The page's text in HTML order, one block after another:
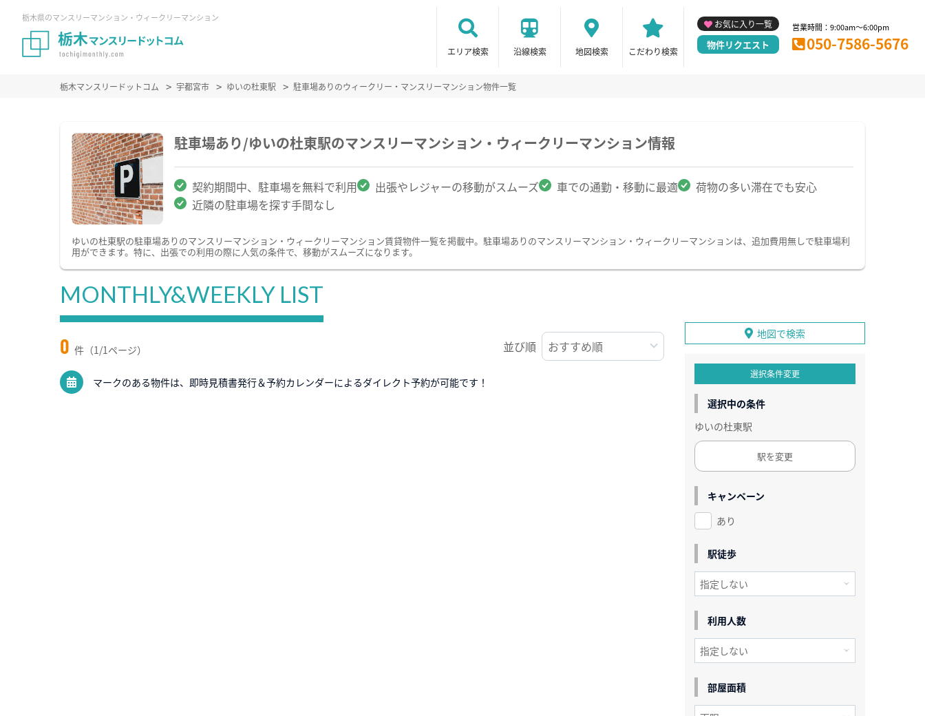
栃木県のマンスリーマンション・ウィークリーマンション
エリア検索 沿線検索 地図検索 こだわり検索
お気に入り一覧
物件リクエスト
営業時間：9:00am～6:00pm
050-7586-5676
栃木マンスリードットコム 宇都宮市 ゆいの杜東駅 駐車場ありのウィークリー・マンスリーマンション物件一覧
駐車場あり/ゆいの杜東駅のマンスリーマンション・ウィークリーマンション情報
契約期間中、駐車場を無料で利用 出張やレジャーの移動がスムーズ 車での通勤・移動に最適
荷物の多い滞在でも安心
近隣の駐車場を探す手間なし
ゆいの杜東駅の駐車場ありのマンスリーマンション・ウィークリーマンション賃貸物件一覧を掲載中。駐車場ありのマンスリーマンション・ウィークリーマンションは、追加費用無しで駐車場利
用ができます。特に、出張での利用の際に人気の条件で、移動がスムーズになります。
MONTHLY&WEEKLY LIST
0 件（1/1ページ） 並び順
マークのある物件は、即時見積書発行＆予約カレンダーによるダイレクト予約が可能です！
地図で検索
選択条件変更
選択中の条件
ゆいの杜東駅
駅を変更
キャンペーン
あり
駅徒歩
利用人数
部屋面積